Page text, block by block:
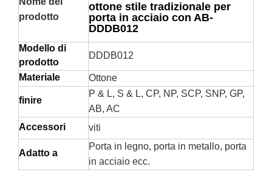
prodotto
ottone stile tradizionale per
porta in acciaio con AB-
DDDB012
Modello di
prodotto
DDDB012
Materiale Ottone
finire
P & L, S & L, CP, NP, SCP, SNP, GP,
AB, AC
Accessori
viti
Adatto a
Porta in legno, porta in metallo, porta
in acciaio ecc.